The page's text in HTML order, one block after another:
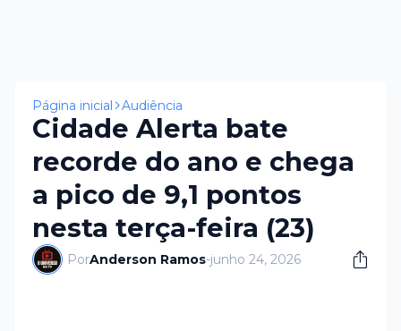
Página inicial Audiência
Cidade Alerta bate
recorde do ano e chega
a pico de 9,1 pontos
nesta terça-feira (23)
PorAnderson Ramos-junho 24, 2026